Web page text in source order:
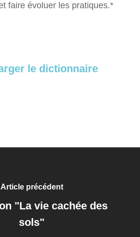
faire évoluer les pratiques.*
le dictionnaire
Article précédent
"La vie cachée des
sols"